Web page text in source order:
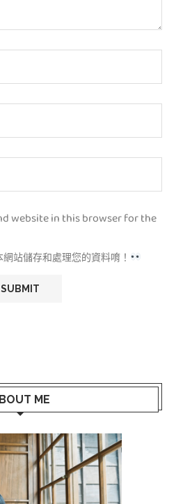
website in this browser for the
站儲存和處理您的資料唷！
ME